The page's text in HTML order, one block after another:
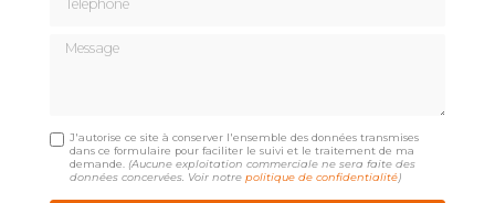
Message
J'autorise ce site à conserver l'ensemble des données transmises
dans ce formulaire pour faciliter le suivi et le traitement de ma
demande. (Aucune exploitation commerciale ne sera faite des
données concervées. Voir notrepolitique de confidentialité)